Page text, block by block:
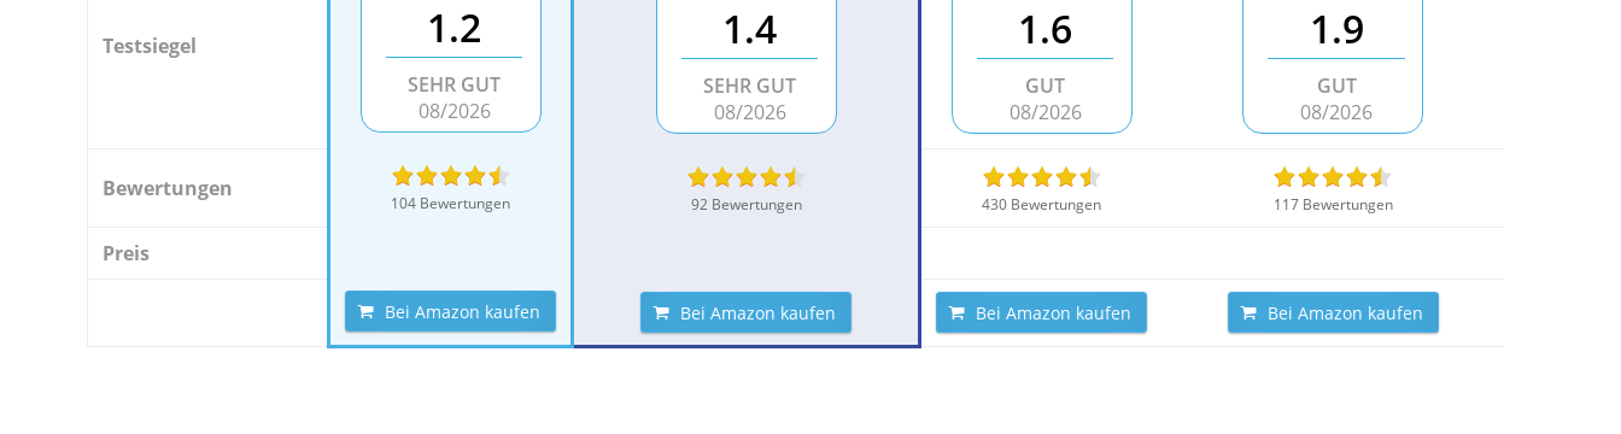
Testsiegel 1.2
SEHR GUT
08/2026
1.4
SEHR GUT
08/2026
1.6
GUT
08/2026
1.9
GUT
08/2026
Bewertungen
104 Bewertungen 92 Bewertungen 430 Bewertungen 117 Bewertungen
Preis
Bei Amazon kaufen Bei Amazon kaufen Bei Amazon kaufen Bei Amazon kaufen